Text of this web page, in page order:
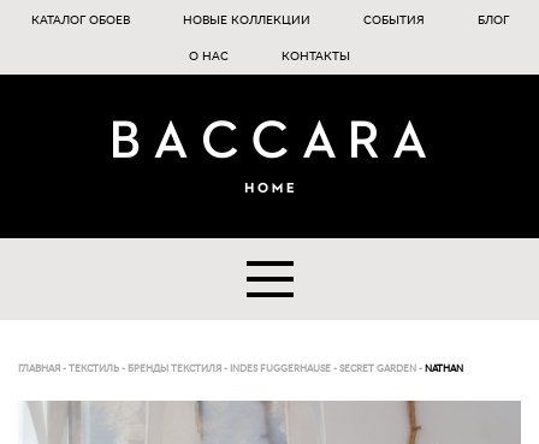
КАТАЛОГ ОБОЕВ НОВЫЕ КОЛЛЕКЦИИ СОБЫТИЯ БЛОГ
О НАС КОНТАКТЫ
ГЛАВНАЯ - ТЕКСТИЛЬ - БРЕНДЫ ТЕКСТИЛЯ - INDES FUGGERHAUSE - SECRET GARDEN - NATHAN